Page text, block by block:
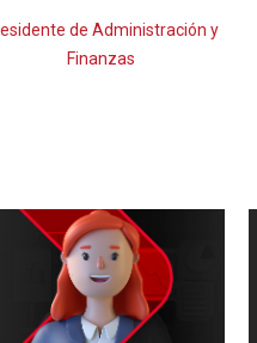
de Administración y
Finanzas